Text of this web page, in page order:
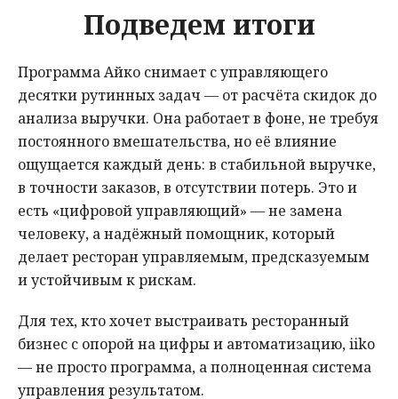
Подведем итоги
Программа Айко снимает с управляющего
десятки рутинных задач — от расчёта скидок до
анализа выручки. Она работает в фоне, не требуя
постоянного вмешательства, но её влияние
ощущается каждый день: в стабильной выручке,
в точности заказов, в отсутствии потерь. Это и
есть «цифровой управляющий» — не замена
человеку, а надёжный помощник, который
делает ресторан управляемым, предсказуемым
и устойчивым к рискам.
Для тех, кто хочет выстраивать ресторанный
бизнес с опорой на цифры и автоматизацию, iiko
— не просто программа, а полноценная система
управления результатом.